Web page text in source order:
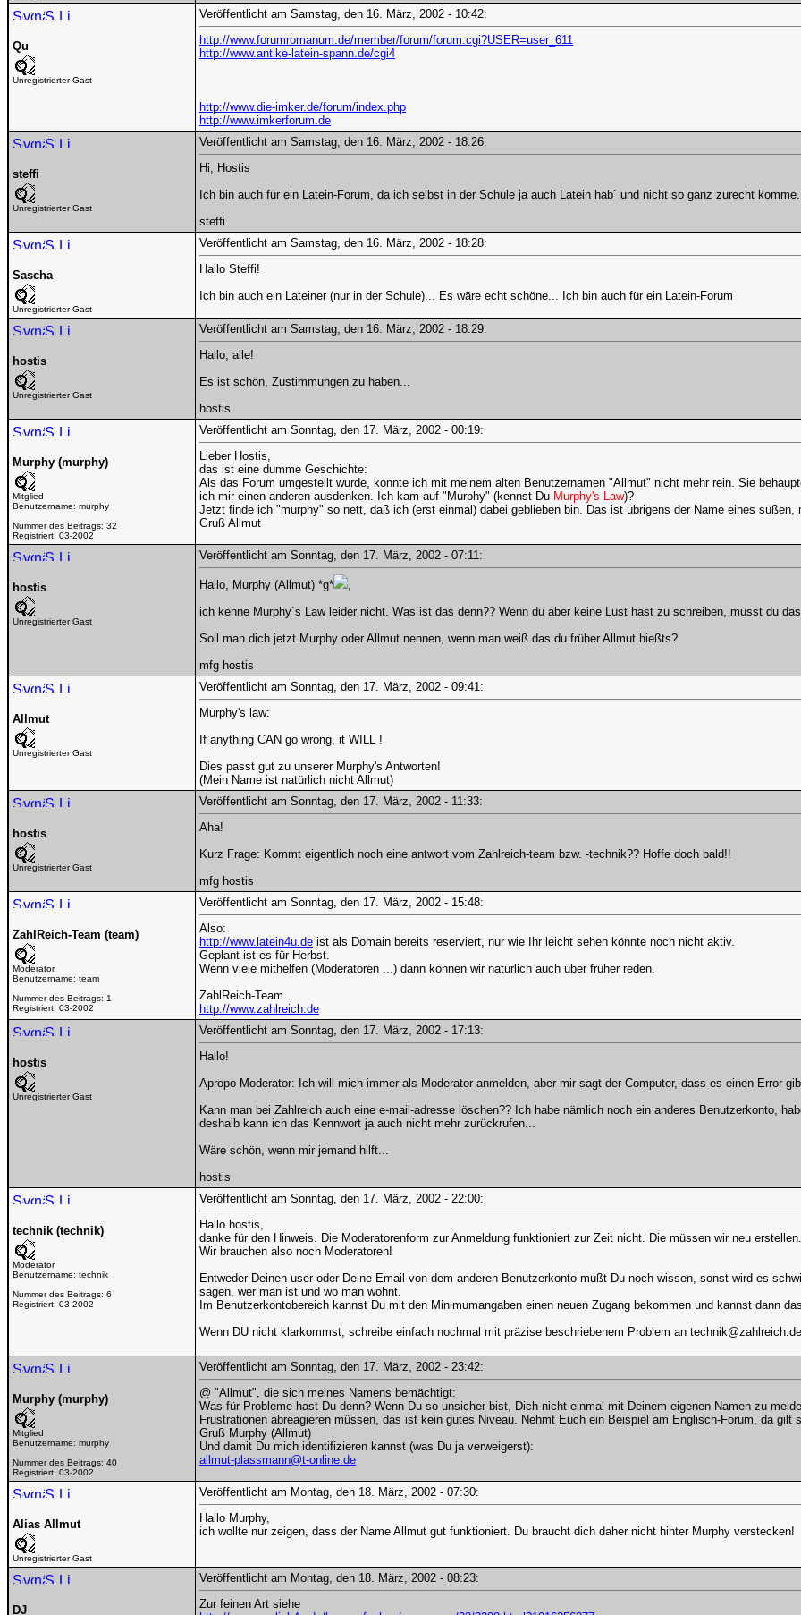
Qu
Unregistrierter Gast
Veröffentlicht am Samstag, den 16. März, 2002 - 10:42:
http://www.forumromanum.de/member/forum/forum.cgi?USER=user_611
http://www.antike-latein-spann.de/cgi4
http://www.die-imker.de/forum/index.php
http://www.imkerforum.de
steffi
Unregistrierter Gast
Veröffentlicht am Samstag, den 16. März, 2002 - 18:26:
Hi, Hostis
Ich bin auch für ein Latein-Forum, da ich selbst in der Schule ja auch Latein hab` und nicht so ganz zurecht
steffi
Sascha
Unregistrierter Gast
Veröffentlicht am Samstag, den 16. März, 2002 - 18:28:
Hallo Steffi!
Ich bin auch ein Lateiner (nur in der Schule)... Es wäre echt schöne... Ich bin auch für ein Latein-Forum
hostis
Unregistrierter Gast
Veröffentlicht am Samstag, den 16. März, 2002 - 18:29:
Hallo, alle!
Es ist schön, Zustimmungen zu haben...
hostis
Murphy (murphy)
Mitglied
Benutzername: murphy
Nummer des Beitrags: 32
Registriert: 03-2002
Veröffentlicht am Sonntag, den 17. März, 2002 - 00:19:
Lieber Hostis,
das ist eine dumme Geschichte:
Als das Forum umgestellt wurde, konnte ich mit meinem alten Benutzernamen "Allmut" nicht mehr rein. Sie
ich mir einen anderen ausdenken. Ich kam auf "Murphy" (kennst Du Murphy's Law)?
Jetzt finde ich "murphy" so nett, daß ich (erst einmal) dabei geblieben bin. Das ist übrigens der Name eines süßen,
Gruß Allmut
hostis
Unregistrierter Gast
Veröffentlicht am Sonntag, den 17. März, 2002 - 07:11:
Hallo, Murphy (Allmut) *g*
ich kenne Murphy`s Law leider nicht. Was ist das denn?? Wenn du aber keine Lust hast zu schreiben, musst du
Soll man dich jetzt Murphy oder Allmut nennen, wenn man weiß das du früher Allmut hießts?
mfg hostis
Allmut
Unregistrierter Gast
Veröffentlicht am Sonntag, den 17. März, 2002 - 09:41:
Murphy's law:
If anything CAN go wrong, it WILL !
Dies passt gut zu unserer Murphy's Antworten!
(Mein Name ist natürlich nicht Allmut)
hostis
Unregistrierter Gast
Veröffentlicht am Sonntag, den 17. März, 2002 - 11:33:
Aha!
Kurz Frage: Kommt eigentlich noch eine antwort vom Zahlreich-team bzw. -technik?? Hoffe doch bald!!
mfg hostis
ZahlReich-Team (team)
Moderator
Benutzername: team
Nummer des Beitrags: 1
Registriert: 03-2002
Veröffentlicht am Sonntag, den 17. März, 2002 - 15:48:
Also:
http://www.latein4u.de ist als Domain bereits reserviert, nur wie Ihr leicht sehen könnte noch nicht aktiv.
Geplant ist es für Herbst.
Wenn viele mithelfen (Moderatoren ...) dann können wir natürlich auch über früher reden.
ZahlReich-Team
http://www.zahlreich.de
hostis
Unregistrierter Gast
Veröffentlicht am Sonntag, den 17. März, 2002 - 17:13:
Hallo!
Apropo Moderator: Ich will mich immer als Moderator anmelden, aber mir sagt der Computer, dass es einen Error
Kann man bei Zahlreich auch eine e-mail-adresse löschen?? Ich habe nämlich noch ein anderes Benutzerkonto,
deshalb kann ich das Kennwort ja auch nicht mehr zurückrufen...
Wäre schön, wenn mir jemand hilft...
hostis
technik (technik)
Moderator
Benutzername: technik
Nummer des Beitrags: 6
Registriert: 03-2002
Veröffentlicht am Sonntag, den 17. März, 2002 - 22:00:
Hallo hostis,
danke für den Hinweis. Die Moderatorenform zur Anmeldung funktioniert zur Zeit nicht. Die müssen wir neu erstellen.
Wir brauchen also noch Moderatoren!
Entweder Deinen user oder Deine Email von dem anderen Benutzerkonto mußt Du noch wissen, sonst wird es
sagen, wer man ist und wo man wohnt.
Im Benutzerkontobereich kannst Du mit den Minimumangaben einen neuen Zugang bekommen und kannst dann
Wenn DU nicht klarkommst, schreibe einfach nochmal mit präzise beschriebenem Problem an technik@zahlreich.de
Murphy (murphy)
Mitglied
Benutzername: murphy
Nummer des Beitrags: 40
Registriert: 03-2002
Veröffentlicht am Sonntag, den 17. März, 2002 - 23:42:
@ "Allmut", die sich meines Namens bemächtigt:
Was für Probleme hast Du denn? Wenn Du so unsicher bist, Dich nicht einmal mit Deinem eigenen Namen zu
Frustrationen abreagieren müssen, das ist kein gutes Niveau. Nehmt Euch ein Beispiel am Englisch-Forum, da gilt
Gruß Murphy (Allmut)
Und damit Du mich identifizieren kannst (was Du ja verweigerst):
allmut-plassmann@t-online.de
Alias Allmut
Unregistrierter Gast
Veröffentlicht am Montag, den 18. März, 2002 - 07:30:
Hallo Murphy,
ich wollte nur zeigen, dass der Name Allmut gut funktioniert. Du braucht dich daher nicht hinter Murphy verstecken!
DJ
Veröffentlicht am Montag, den 18. März, 2002 - 08:23:
Zur feinen Art siehe